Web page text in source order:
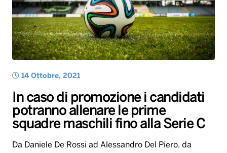
14 Ottobre, 2021
In caso di promozione i candidati
potranno allenare le prime
squadre maschili fino alla Serie C
Da Daniele De Rossi ad Alessandro Del Piero, da